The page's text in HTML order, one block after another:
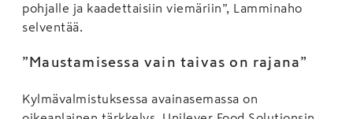
pohjalle ja kaadettaisiin viemäriin”, Lamminaho
selventää.
”Maustamisessa vain taivas on rajana”
Kylmävalmistuksessa avainasemassa on